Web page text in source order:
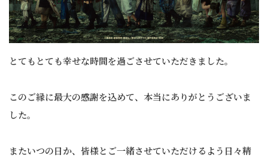
とてもとても幸せな時間を過ごさせていただきました。
このご縁に最大の感謝を込めて、本当にありがとうございま
した。
またいつの日か、皆様とご一緒させていただけるよう日々精